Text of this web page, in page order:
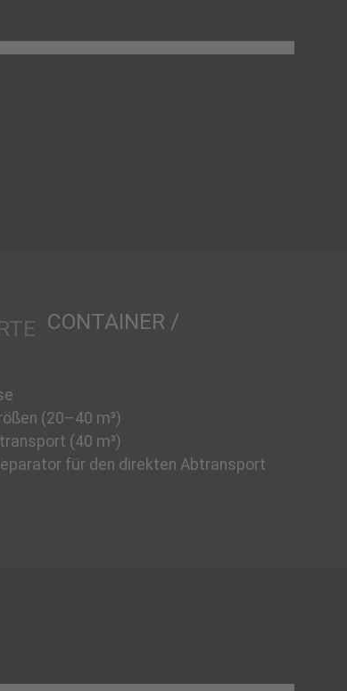
CONTAINER /
(20–40 m³)
(40 m³)
für den direkten Abtransport